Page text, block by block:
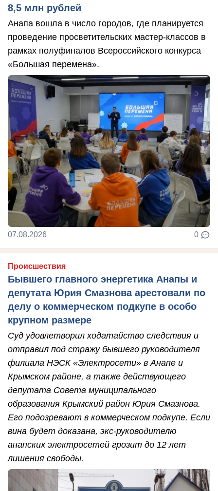
8,5 млн рублей
Анапа вошла в число городов, где планируется
проведение просветительских мастер-классов в
рамках полуфиналов Всероссийского конкурса
«Большая перемена».
07.08.2026 0
Происшествия
Бывшего главного энергетика Анапы и
депутата Юрия Смазнова арестовали по
делу о коммерческом подкупе в особо
крупном размере
Суд удовлетворил ходатайство следствия и
отправил под стражу бывшего руководителя
филиала НЭСК «Электросети» в Анапе и
Крымском районе, а также действующего
депутата Совета муниципального
образования Крымский район Юрия Смазнова.
Его подозревают в коммерческом подкупе. Если
вина будет доказана, экс-руководителю
анапских электросетей грозит до 12 лет
лишения свободы.